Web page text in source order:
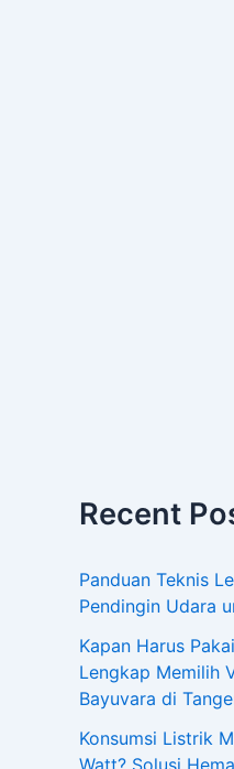
Recent
Panduan Teknis
Pendingin Udara
Kapan Harus
Lengkap Memilih
Bayuvara di
Konsumsi Listrik